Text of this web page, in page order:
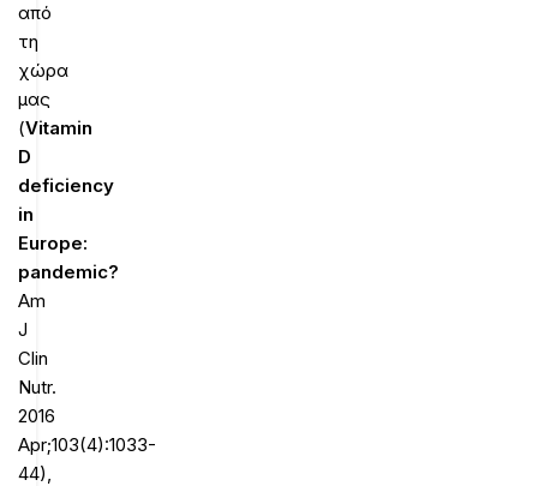
από
τη
χώρα
μας
(Vitamin
D
deficiency
in
Europe:
pandemic?
Am
J
Clin
Nutr.
2016
Apr;103(4):1033-
44),